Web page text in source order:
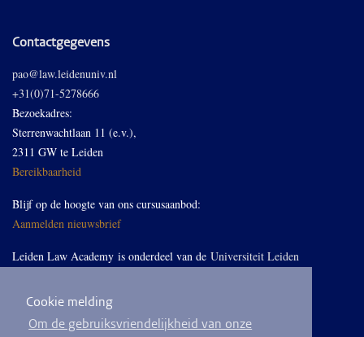
Cookie melding
Om de gebruiksvriendelijkheid van onze
Contactgegevens
pao@law.leidenuniv.nl
+31(0)71-5278666
Bezoekadres:
Sterrenwachtlaan 11 (e.v.),
2311 GW te Leiden
Bereikbaarheid
Blijf op de hoogte van ons cursusaanbod:
Aanmelden nieuwsbrief
Leiden Law Academy is onderdeel van de Universiteit Leiden
Volg ons op LinkedIn